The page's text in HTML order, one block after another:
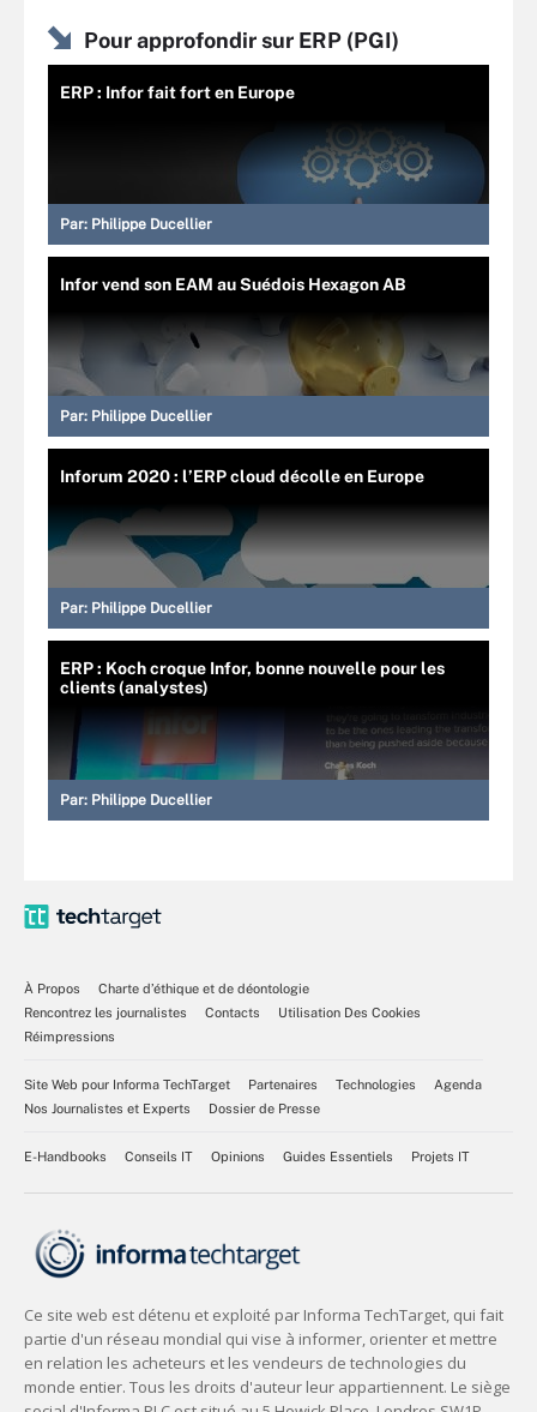
Pour approfondir sur ERP (PGI)
ERP : Infor fait fort en Europe
Par: Philippe Ducellier
Infor vend son EAM au Suédois Hexagon AB
Par: Philippe Ducellier
Inforum 2020 : l’ERP cloud décolle en Europe
Par: Philippe Ducellier
ERP : Koch croque Infor, bonne nouvelle pour les
clients (analystes)
Par: Philippe Ducellier
À Propos
Charte d’éthique et de déontologie
Rencontrez les journalistes
Contacts
Utilisation Des Cookies
Réimpressions
Site Web pour Informa TechTarget Partenaires Technologies
Agenda
Nos Journalistes et Experts
Dossier de Presse
E-Handbooks Conseils IT Opinions Guides Essentiels Projets IT